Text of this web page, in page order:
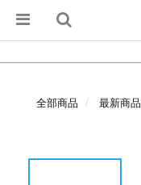
全部商品 最新商品